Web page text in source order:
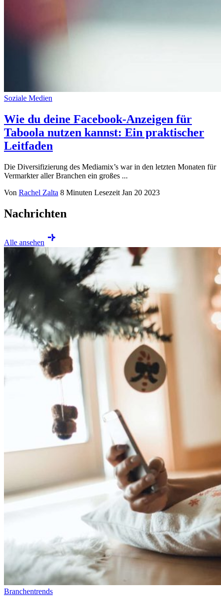
Soziale Medien
Wie du deine Facebook-Anzeigen für
Taboola nutzen kannst: Ein praktischer
Leitfaden
Die Diversifizierung des Mediamix’s war in den letzten Monaten für
Vermarkter aller Branchen ein großes ...
Von Rachel Zalta 8 Minuten Lesezeit Jan 20 2023
Nachrichten
Alle ansehen
Branchentrends